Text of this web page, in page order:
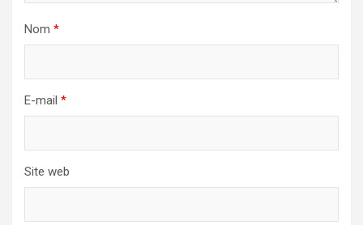
Nom *
E-mail *
Site web